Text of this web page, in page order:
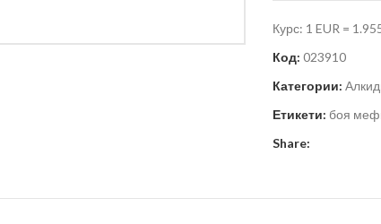
Курс: 1 EUR =
Код: 023910
Категории:
Етикети: боя
Share: